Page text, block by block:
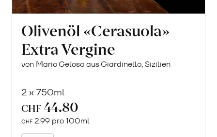
Olivenöl «Cerasuola»
Extra Vergine
von Mario Geloso aus Giardinello, Sizilien
2 x 750ml
CHF 44.80
CHF 2.99 pro 100ml